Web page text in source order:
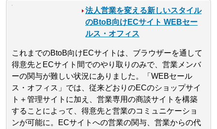
法人営業を変える新しいスタイル
のBtoB向けECサイト WEBセー
ルス・オフィス
これまでのBtoB向けECサイトは、ブラウザーを通して
得意先とECサイト間でのやり取りのみで、営業メンバ
ーの関与が難しい状況にありました。「WEBセール
ス・オフィス」では、従来どおりのECのショップサイ
ト＋管理サイトに加え、営業専用の商談サイトを構築
することによって、得意先と営業のコミュニケーショ
ンが可能に。ECサイトへの営業の関与、営業からの代